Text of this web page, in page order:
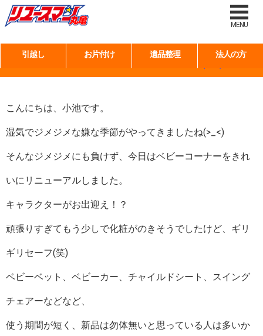
MENU
引越し お片付け 遺品整理 法人の方
タグ:ベビー用品
♪ベビーコーナーリニューアルしました～(*^^)v
こんにちは、小池です。
湿気でジメジメな嫌な季節がやってきましたね(>_<)
そんなジメジメにも負けず、今日はベビーコーナーをきれ
いにリニューアルしました。
キャラクターがお出迎え！？
頑張りすぎてもう少しで化粧がのきそうでしたけど、ギリ
ギリセーフ(笑)
ベビーベット、ベビーカー、チャイルドシート、スイング
チェアーなどなど、
使う期間が短く、新品は勿体無いと思っている人は多いか